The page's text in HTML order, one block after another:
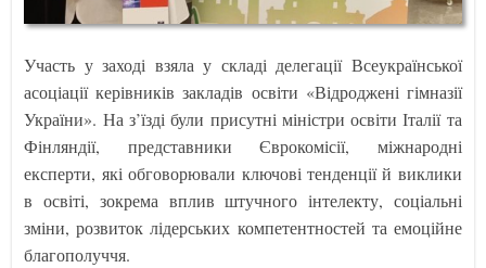
Участь у заході взяла у складі делегації Всеукраїнської
асоціації керівників закладів освіти «Відроджені гімназії
України». На з’їзді були присутні міністри освіти Італії та
Фінляндії, представники Єврокомісії, міжнародні
експерти, які обговорювали ключові тенденції й виклики
в освіті, зокрема вплив штучного інтелекту, соціальні
зміни, розвиток лідерських компетентностей та емоційне
благополуччя.